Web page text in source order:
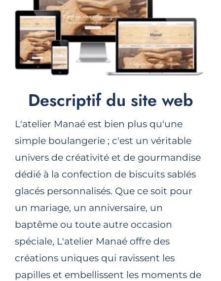
Descriptif du site web
L'atelier Manaé est bien plus qu'une
simple boulangerie ; c'est un véritable
univers de créativité et de gourmandise
dédié à la confection de biscuits sablés
glacés personnalisés. Que ce soit pour
un mariage, un anniversaire, un
baptême ou toute autre occasion
spéciale, L'atelier Manaé offre des
créations uniques qui ravissent les
papilles et embellissent les moments de